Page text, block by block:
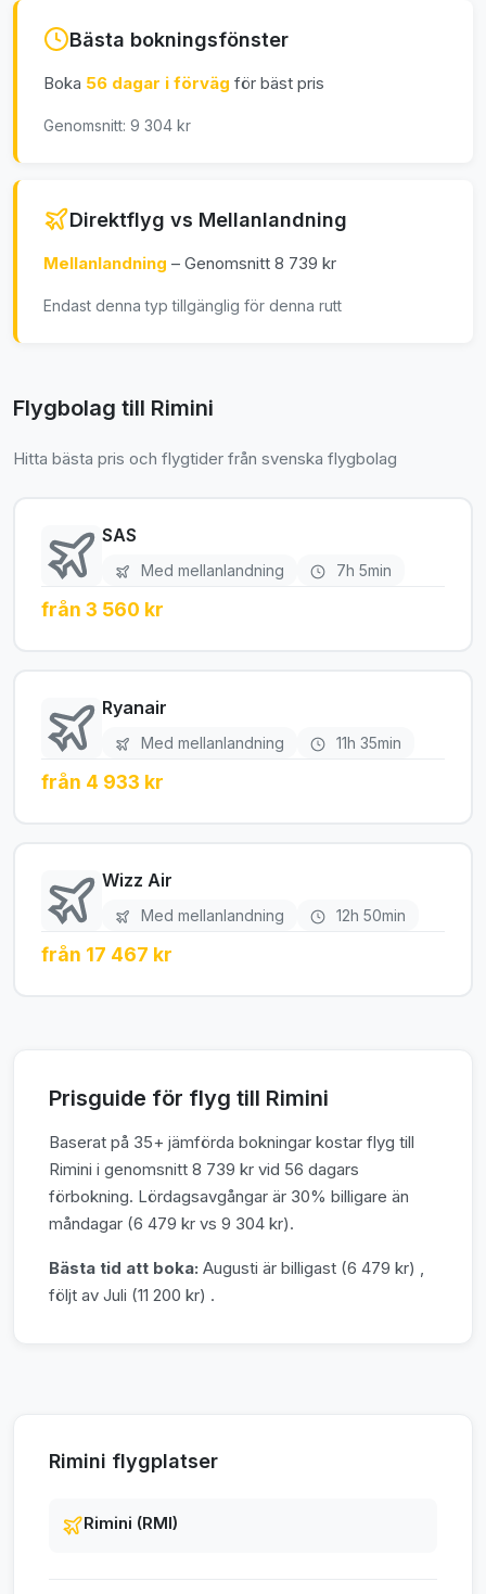
Bästa bokningsfönster
Boka 56 dagar i förväg för bäst pris
Genomsnitt: 9 304 kr
Direktflyg vs Mellanlandning
Mellanlandning – Genomsnitt 8 739 kr
Endast denna typ tillgänglig för denna rutt
Flygbolag till Rimini
Hitta bästa pris och flygtider från svenska flygbolag
SAS
Med mellanlandning 7h 5min
från 3 560 kr
Ryanair
Med mellanlandning 11h 35min
från 4 933 kr
Wizz Air
Med mellanlandning 12h 50min
från 17 467 kr
Prisguide för flyg till Rimini
Baserat på 35+ jämförda bokningar kostar flyg till
Rimini i genomsnitt 8 739 kr vid 56 dagars
förbokning. Lördagsavgångar är 30% billigare än
måndagar (6 479 kr vs 9 304 kr).
Bästa tid att boka: Augusti är billigast (6 479 kr) ,
följt av Juli (11 200 kr) .
Rimini flygplatser
Rimini (RMI)